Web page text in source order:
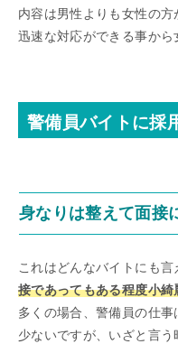
内容は男性よりも女性の方
迅速な対応ができる事から
警備員バイトに採
身なりは整えて面接
これはどんなバイトにも言
接であってもある程度小
多くの場合、警備員の仕
少ないですが、いざと言